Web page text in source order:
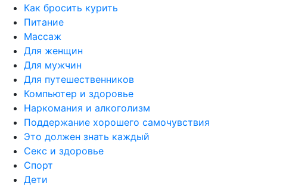
Как бросить курить
Питание
Массаж
Для женщин
Для мужчин
Для путешественников
Компьютер и здоровье
Наркомания и алкоголизм
Поддержание хорошего самочувствия
Это должен знать каждый
Секс и здоровье
Спорт
Дети